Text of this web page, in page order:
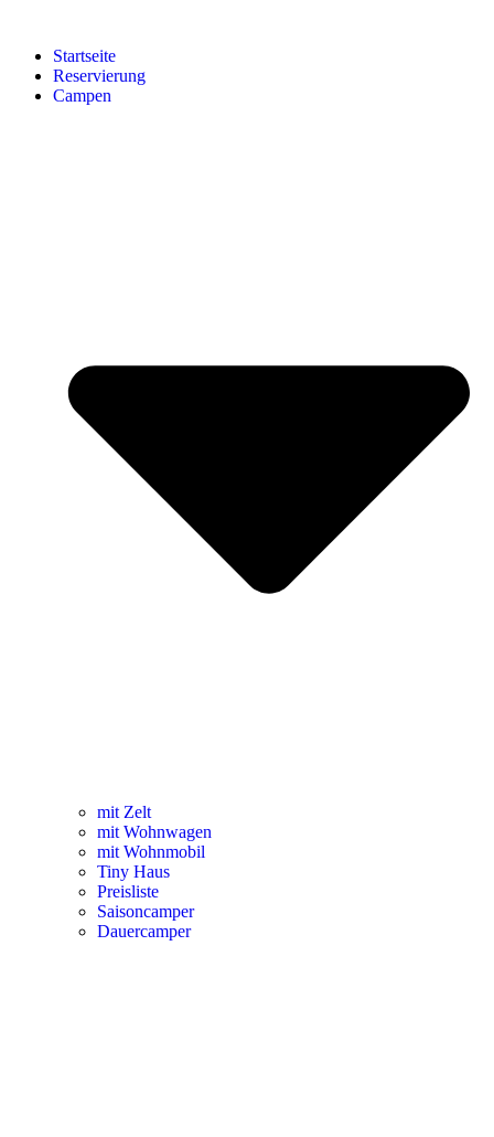
Startseite
Reservierung
Campen
mit Zelt
mit Wohnwagen
mit Wohnmobil
Tiny Haus
Preisliste
Saisoncamper
Dauercamper